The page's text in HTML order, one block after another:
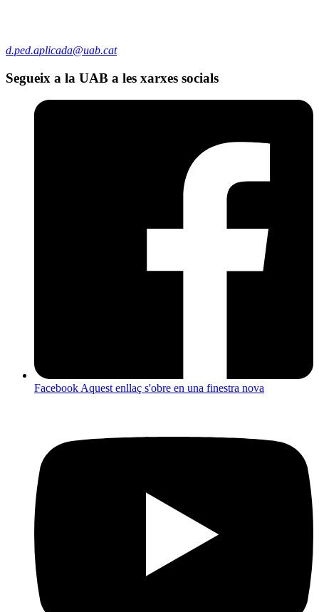
d.ped.aplicada@uab.cat
Segueix a la UAB a les xarxes socials
Facebook Aquest enllaç s'obre en una finestra nova